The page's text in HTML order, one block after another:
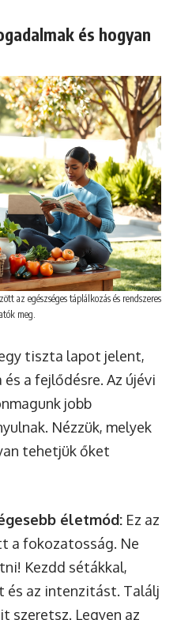
és hogyan
az egészséges táplálkozás és rendszeres
meg.
tiszta lapot jelent,
a fejlődésre. Az újévi
jobb
Nézzük, melyek
tehetjük őket
életmód: Ez az
a fokozatosság. Ne
Kezdd sétákkal,
és az intenzitást. Találj
szeretsz. Legyen az